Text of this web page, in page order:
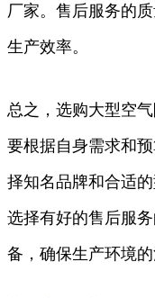
厂家。售后服务的
生产效率。
总之，选购大型空
要根据自身需求和
择知名品牌和合适
选择有好的售后服
备，确保生产环境